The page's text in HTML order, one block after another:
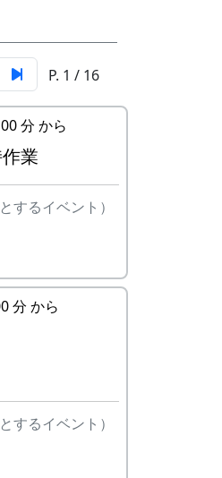
べできなか
に順延。
、土砂の崩
るかも知れ
完了したので
所があるの
た。一部の
れていて駄目
P. 1 / 16
分 から
業
するイベント）
分 から
するイベント）